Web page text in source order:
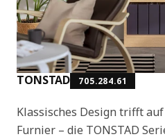
TONSTAD 705.284.61
Klassisches Design trifft
Furnier – die TONSTAD